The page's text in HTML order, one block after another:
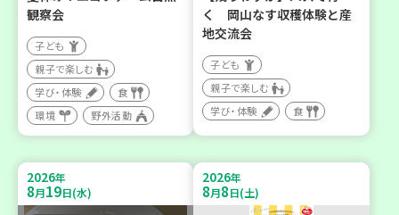
観察会
子ども
親子で楽しむ
学び・体験
食
環境
野外活動
く 岡山なす収穫体験と産
地交流会
子ども
親子で楽しむ
学び・体験
食
2026年
8月19日(水)
2026年
8月8日(土)